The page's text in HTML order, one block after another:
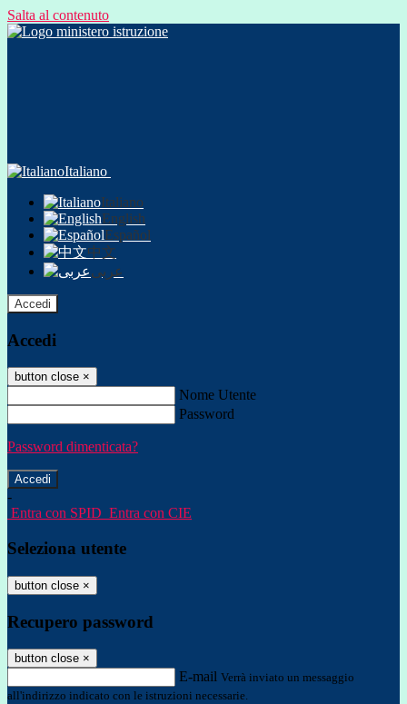
Salta al contenuto
Italiano
Italiano
English
Español
中文
عربى
Accedi
Accedi
button close ×
Nome Utente
Password
Password dimenticata?
-
Entra con SPID Entra con CIE
Seleziona utente
button close ×
Recupero password
button close ×
E-mail Verrà inviato un messaggio
all'indirizzo indicato con le istruzioni necessarie.